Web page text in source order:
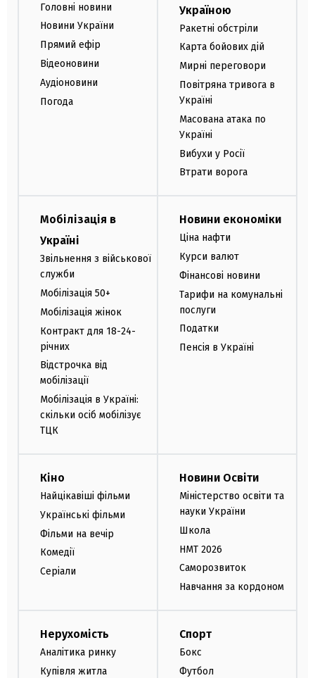
Головні новини
Новини України
Прямий ефір
Відеоновини
Аудіоновини
Погода
Україною
Ракетні обстріли
Карта бойових дій
Мирні переговори
Повітряна тривога в
Україні
Масована атака по
Україні
Вибухи у Росії
Втрати ворога
Мобілізація в
Україні
Звільнення з військової
служби
Мобілізація 50+
Мобілізація жінок
Контракт для 18-24-
річних
Відстрочка від
мобілізації
Мобілізація в Україні:
скільки осіб мобілізує
ТЦК
Новини економіки
Ціна нафти
Курси валют
Фінансові новини
Тарифи на комунальні
послуги
Податки
Пенсія в Україні
Кіно
Найцікавіші фільми
Українські фільми
Фільми на вечір
Комедії
Серіали
Новини Освіти
Міністерство освіти та
науки України
Школа
НМТ 2026
Саморозвиток
Навчання за кордоном
Нерухомість
Аналітика ринку
Купівля житла
Спорт
Бокс
Футбол